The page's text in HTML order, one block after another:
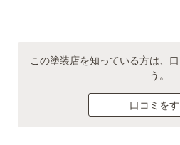
この塗装店を知っている方は、
う。
口コミを